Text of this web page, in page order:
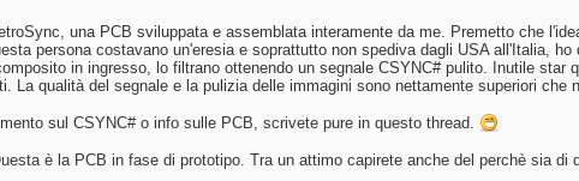
una PCB sviluppata e assemblata interamente da me. Premetto che
persona costavano un'eresia e soprattutto non spediva dagli USA all'Italia,
in ingresso, lo filtrano ottenendo un segnale CSYNC# pulito. Inutile star
La qualità del segnale e la pulizia delle immagini sono nettamente superiori che
sul CSYNC# o info sulle PCB, scrivete pure in questo thread.
è la PCB in fase di prototipo. Tra un attimo capirete anche del perchè sia